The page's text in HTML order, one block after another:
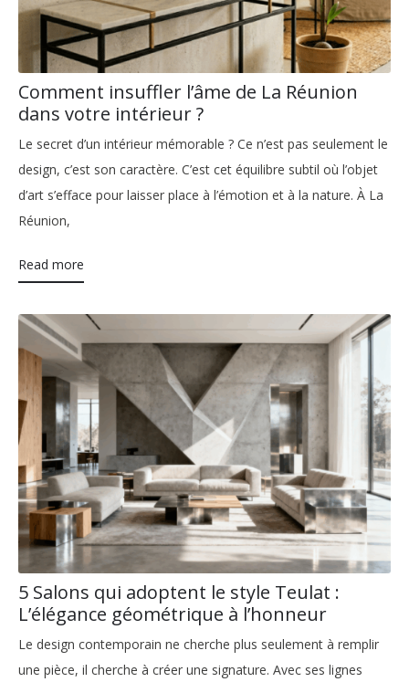
Comment insuffler l’âme de La Réunion
dans votre intérieur ?
Le secret d’un intérieur mémorable ? Ce n’est pas seulement le
design, c’est son caractère. C’est cet équilibre subtil où l’objet
d’art s’efface pour laisser place à l’émotion et à la nature. À La
Réunion,
Read more
5 Salons qui adoptent le style Teulat :
L’élégance géométrique à l’honneur
Le design contemporain ne cherche plus seulement à remplir
une pièce, il cherche à créer une signature. Avec ses lignes